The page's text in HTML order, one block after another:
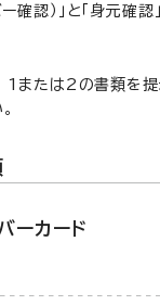
ー確認）」と「身元確
1または2の書類を提
ーカード